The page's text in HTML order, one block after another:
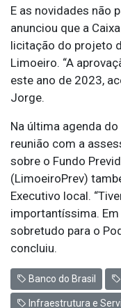
E as novidades não
anunciou que a
licitação do projeto
Limoeiro. “A
este ano de 2023,
Jorge.
Na última agenda
reunião com a
sobre o Fundo
(LimoeiroPrev)
Executivo local.
importantíssima.
sobretudo para o
concluiu.
Banco do Brasil
Infraestrutura e